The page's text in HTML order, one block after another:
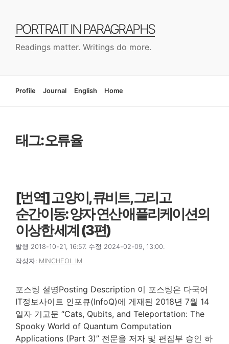
PORTRAIT IN PARAGRAPHS
Readings matter. Writings do more.
Profile Journal English Home
태그: 오류율
[번역] 고양이, 큐비트, 그리고
순간이동: 양자 연산 애플리케이션의
이상한 세계 (3편)
발행 2018-10-21, 16:57. 수정 2024-02-09, 13:00.
작성자: MINCHEOL IM
포스팅 설명Posting Description 이 포스팅은 다국어
IT정보사이트 인포큐(InfoQ)에 게재된 2018년 7월 14
일자 기고문 “Cats, Qubits, and Teleportation: The
Spooky World of Quantum Computation
Applications (Part 3)” 전문을 저자 및 편집부 승인 하